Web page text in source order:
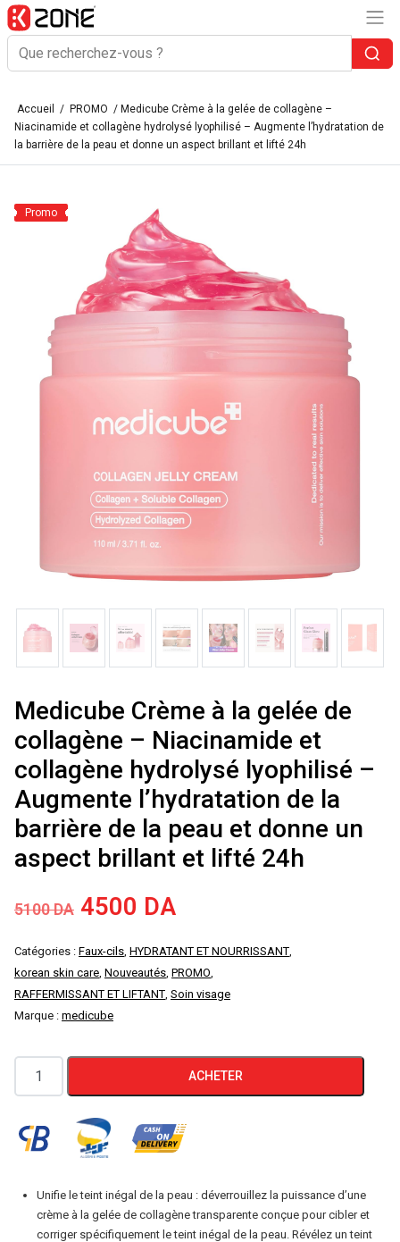
Accueil / PROMO / Medicube Crème à la gelée de collagène –
Niacinamide et collagène hydrolysé lyophilisé – Augmente l’hydratation de
la barrière de la peau et donne un aspect brillant et lifté 24h
Promo
Medicube Crème à la gelée de
collagène – Niacinamide et
collagène hydrolysé lyophilisé –
Augmente l’hydratation de la
barrière de la peau et donne un
aspect brillant et lifté 24h
5100DA Le
prix
initial
était :
4500 DALe
prix
actuel
4500 DA.
Catégories : Faux-cils, HYDRATANT ET NOURRISSANT,
korean skin care, Nouveautés, PROMO,
RAFFERMISSANT ET LIFTANT, Soin visage
Marque : medicube
quantité
de
Crème
gelée
ACHETER
Unifie le teint inégal de la peau : déverrouillez la puissance d’une
crème à la gelée de collagène transparente conçue pour cibler et
corriger spécifiquement le teint inégal de la peau. Révélez un teint